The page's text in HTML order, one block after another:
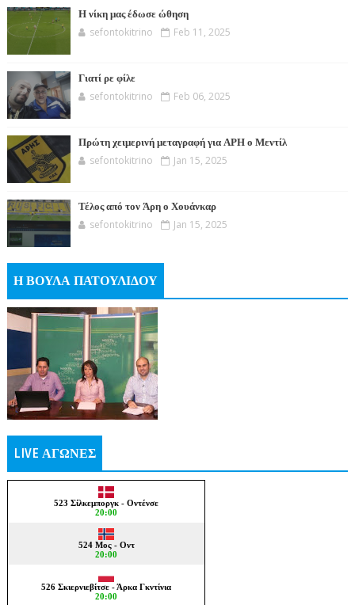
Η νίκη μας έδωσε ώθηση
sefontokitrino Feb 11, 2025
Γιατί ρε φίλε
sefontokitrino Feb 06, 2025
Πρώτη χειμερινή μεταγραφή για ΑΡΗ ο Μεντίλ
sefontokitrino Jan 15, 2025
Τέλος από τον Άρη ο Χουάνκαρ
sefontokitrino Jan 15, 2025
Η ΒΟΥΛΑ ΠΑΤΟΥΛΙΔΟΥ
LIVE ΑΓΩΝΕΣ